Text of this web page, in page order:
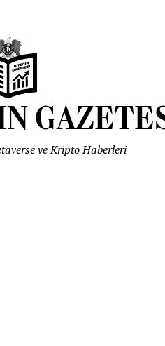
ve Kripto Haberleri